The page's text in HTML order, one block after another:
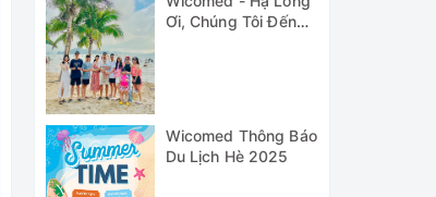
Ơi, Chúng Tôi Đến
Wicomed Thông Báo
Du Lịch Hè 2025